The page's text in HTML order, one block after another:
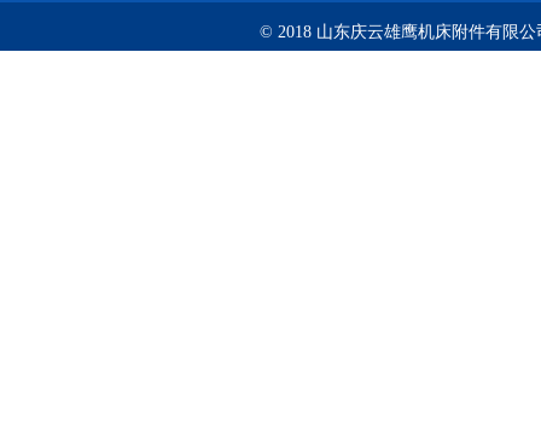
© 2018 山东庆云雄鹰机床附件有限